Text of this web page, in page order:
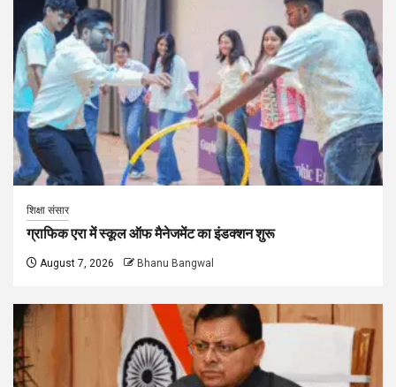
शिक्षा संसार
ग्राफिक एरा में स्कूल ऑफ मैनेजमेंट का इंडक्शन शुरू
August 7, 2026 Bhanu Bangwal